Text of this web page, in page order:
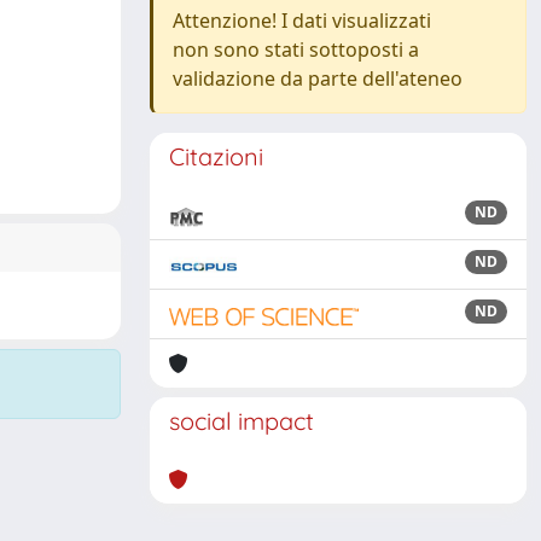
Attenzione! I dati visualizzati
non sono stati sottoposti a
validazione da parte dell'ateneo
Citazioni
ND
ND
ND
social impact